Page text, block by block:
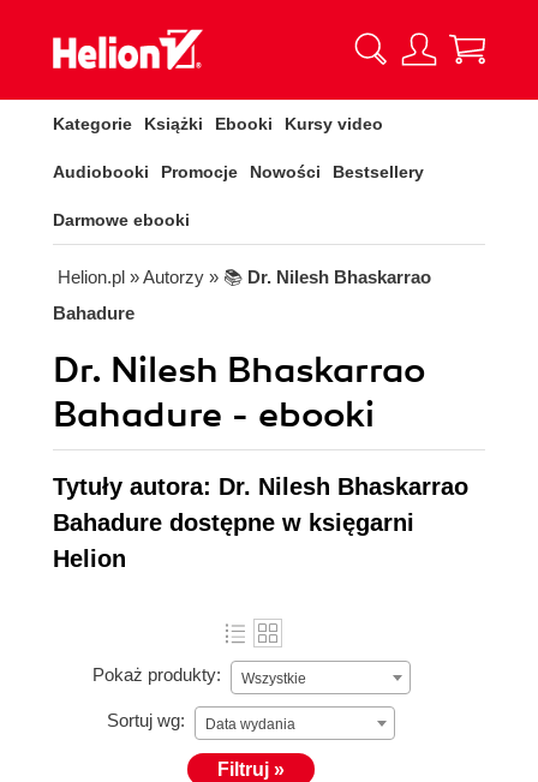
Kategorie Książki Ebooki Kursy video
Audiobooki Promocje Nowości Bestsellery
Darmowe ebooki
Helion.pl » Autorzy » 📚 Dr. Nilesh Bhaskarrao
Bahadure
Dr. Nilesh Bhaskarrao
Bahadure - ebooki
Tytuły autora: Dr. Nilesh Bhaskarrao
Bahadure dostępne w księgarni
Helion
Pokaż produkty: Wszystkie
Sortuj wg: Data wydania
Filtruj »